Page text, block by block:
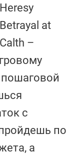
Heresy
Betrayal at
Calth –
с
по
а